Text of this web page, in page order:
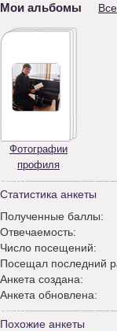
Мои альбомы
Фотографии
профиля
Статистика анкеты
Полученные баллы:
Отвечаемость:
Число посещений:
Посещал последний
Анкета создана:
Анкета обновлена:
Похожие анкеты